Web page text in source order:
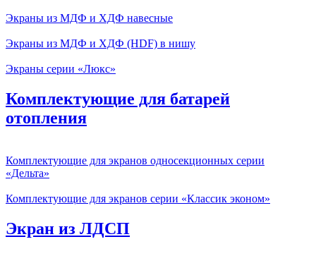
Экраны из МДФ и ХДФ навесные
Экраны из МДФ и ХДФ (HDF) в нишу
Экраны серии «Люкс»
Комплектующие для батарей
отопления
Комплектующие для экранов односекционных серии
«Дельта»
Комплектующие для экранов серии «Классик эконом»
Экран из ЛДСП